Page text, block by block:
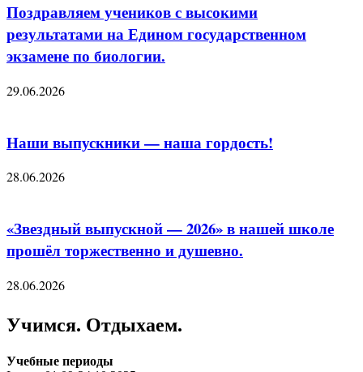
Поздравляем учеников с высокими
результатами на Едином государственном
экзамене по биологии.
29.06.2026
Наши выпускники — наша гордость!
28.06.2026
«Звездный выпускной — 2026» в нашей школе
прошёл торжественно и душевно.
28.06.2026
Учимся. Отдыхаем.
Учебные периоды